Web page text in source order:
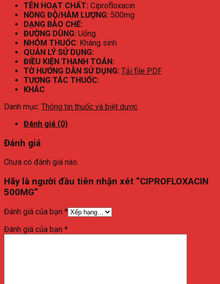
TÊN HOẠT CHẤT: Ciprofloxacin
NỒNG ĐỘ/HÀM LƯỢNG: 500mg
DẠNG BÀO CHẾ:
ĐƯỜNG DÙNG: Uống
NHÓM THUỐC: Kháng sinh
QUẢN LÝ SỬ DỤNG:
ĐIỀU KIỆN THANH TOÁN:
TỜ HƯỚNG DẪN SỬ DỤNG: Tải file PDF
TƯƠNG TÁC THUỐC:
KHÁC
Danh mục: Thông tin thuốc và biệt dược
Đánh giá (0)
Đánh giá
Chưa có đánh giá nào.
Hãy là người đầu tiên nhận xét “CIPROFLOXACIN
500MG”
Đánh giá của bạn *
Đánh giá của bạn *